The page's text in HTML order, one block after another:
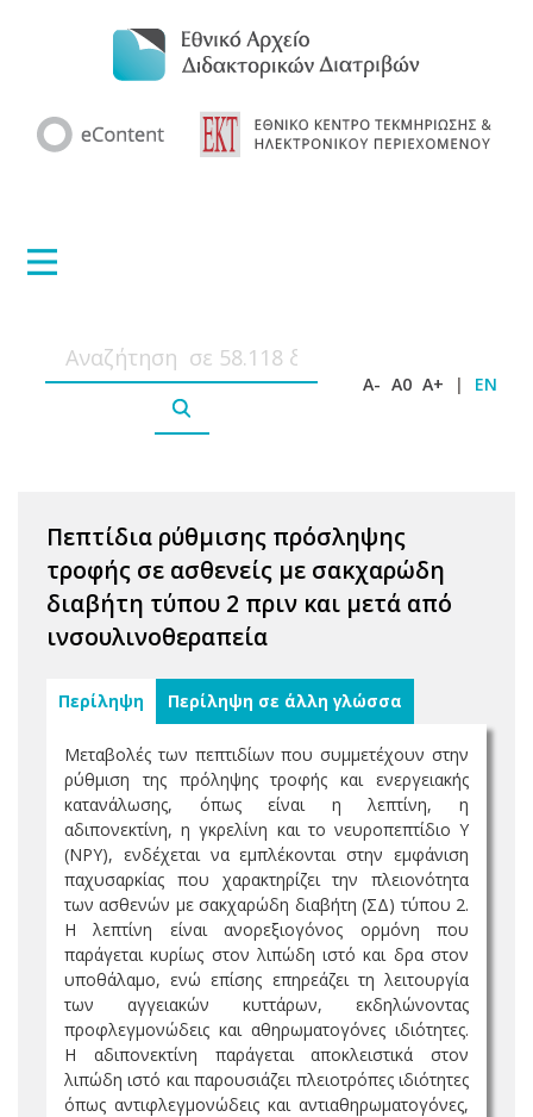
A- A0 A+ | EN
Πεπτίδια ρύθμισης πρόσληψης
τροφής σε ασθενείς με σακχαρώδη
διαβήτη τύπου 2 πριν και μετά από
ινσουλινοθεραπεία
Περίληψη Περίληψη σε άλλη γλώσσα
Μεταβολές των πεπτιδίων που συμμετέχουν στην
ρύθμιση της πρόληψης τροφής και ενεργειακής
κατανάλωσης, όπως είναι η λεπτίνη, η
αδιπονεκτίνη, η γκρελίνη και το νευροπεπτίδιο Y
(ΝΡΥ), ενδέχεται να εμπλέκονται στην εμφάνιση
παχυσαρκίας που χαρακτηρίζει την πλειονότητα
των ασθενών με σακχαρώδη διαβήτη (ΣΔ) τύπου 2.
Η λεπτίνη είναι ανορεξιογόνος ορμόνη που
παράγεται κυρίως στον λιπώδη ιστό και δρα στον
υποθάλαμο, ενώ επίσης επηρεάζει τη λειτουργία
των αγγειακών κυττάρων, εκδηλώνοντας
προφλεγμονώδεις και αθηρωματογόνες ιδιότητες.
Η αδιπονεκτίνη παράγεται αποκλειστικά στον
λιπώδη ιστό και παρουσιάζει πλειοτρόπες ιδιότητες
όπως αντιφλεγμονώδεις και αντιαθηρωματογόνες,